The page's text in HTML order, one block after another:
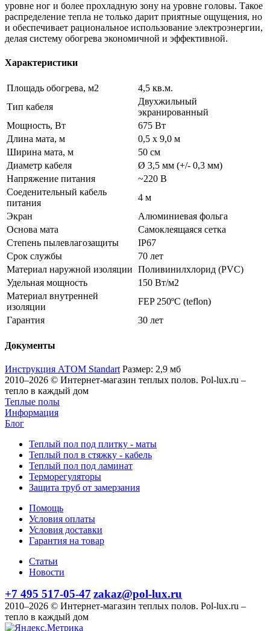
уровне ног и более прохладную зону на уровне головы. Такое
распределение тепла не только дарит приятные ощущения, но
и обеспечивает рациональное использование электроэнергии,
делая систему обогрева экономичной и эффективной.
Характеристики
Площадь обогрева, м2
4,5 кв.м.
Тип кабеля
Двухжильный
экранированный
Мощность, Вт
675 Вт
Длина мата, м
0,5 х 9,0 м
Ширина мата, м
50 см
Диаметр кабеля
Ø 3,5 мм (+/- 0,3 мм)
Напряжение питания
~220 В
Соеденительный кабель
питания
4 м
Экран
Алюминиевая фольга
Основа мата
Самоклеящаяся сетка
Степень пылевлагозащиты
IP67
Срок службы
70 лет
Материал наружной изоляции Поливинилхлорид (PVC)
Удельная мощность
150 Вт/м2
Материал внутренней
изоляции
FEP 250ºС (teflon)
Гарантия
30 лет
Документы
Инструкция АТОМ Standart Размер: 2,9 мб
2010–2026 © Интернет-магазин теплых полов. Pol-lux.ru –
тепло в каждый дом
Теплые полы
Информация
Блог
Теплый пол под плитку - маты
Теплый пол в стяжку - кабель
Теплый пол под ламинат
Терморегуляторы
Защита труб от замерзания
Помощь
Условия оплаты
Условия доставки
Гарантия на товар
Статьи
Новости
+7 495 517-05-47 zakaz@pol-lux.ru
2010–2026 © Интернет-магазин теплых полов. Pol-lux.ru –
тепло в каждый дом